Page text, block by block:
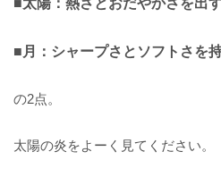
■太陽：熱さとおだやかさを出
■月：シャープさとソフトさを
の2点。
太陽の炎をよーく見てください。